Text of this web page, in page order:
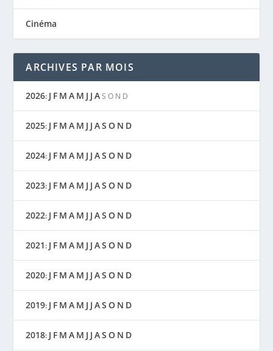
Cinéma
ARCHIVES PAR MOIS
2026: J F M A M J J A S O N D
2025: J F M A M J J AS O N D
2024: J F M A M J J AS O N D
2023: J F M A M J J AS O N D
2022: J F M A M J J AS O N D
2021: J F M A M J J AS O N D
2020: J F M A M J J AS O N D
2019: J F M A M J J AS O N D
2018: J F M A M J J AS O N D